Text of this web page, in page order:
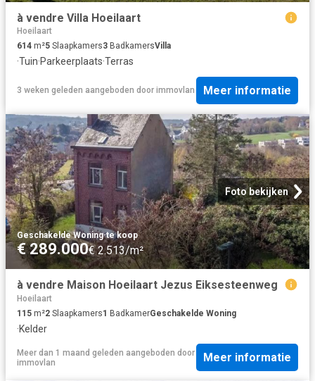
à vendre Villa Hoeilaart
Hoeilaart
614 m²5 Slaapkamers3 BadkamersVilla
·Tuin·Parkeerplaats·Terras
3 weken geleden aangeboden door immovlan Meer informatie
Foto bekijken
Geschakelde Woning·te koop
€ 289.000€ 2.513/m²
à vendre Maison Hoeilaart Jezus Eiksesteenweg
Hoeilaart
115 m²2 Slaapkamers1 BadkamerGeschakelde Woning
·Kelder
Meer dan 1 maand geleden aangeboden door
immovlan
Meer informatie